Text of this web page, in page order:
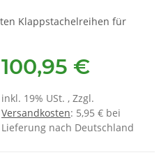
Klappstachelreihen für
100,95 €
inkl. 19% USt. , Zzgl.
Versandkosten: 5,95 € bei
Lieferung nach Deutschland
6,95 €*